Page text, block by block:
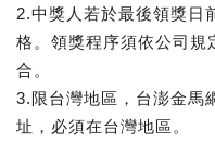
2.中獎人若於最後領獎日
格。領獎程序須依公司規
合。
3.限台灣地區，台澎金馬
址，必須在台灣地區。